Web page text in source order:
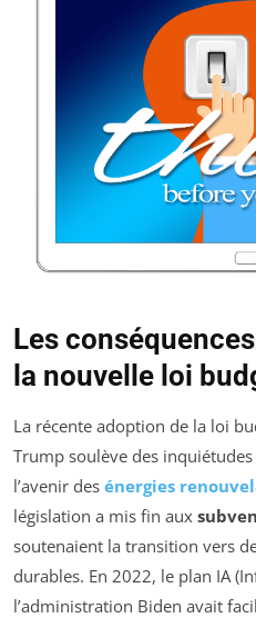
Les
la nouvelle loi
La récente adoption de la loi
Trump soulève des
l’avenir des énergies
législation a mis fin aux
soutenaient la transition vers
durables. En 2022, le plan IA
l’administration Biden avait